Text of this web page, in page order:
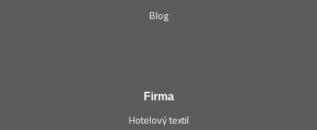
Blog
Firma
Hotelový textil